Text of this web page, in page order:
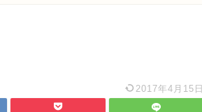
2017年4月15日